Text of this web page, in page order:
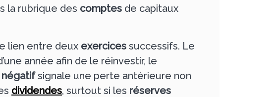
la rubrique des comptes de capitaux
lien entre deux exercices successifs. Le
année afin de le réinvestir, le
négatifsignale une perte antérieure non
dividendes, surtout si les réserves